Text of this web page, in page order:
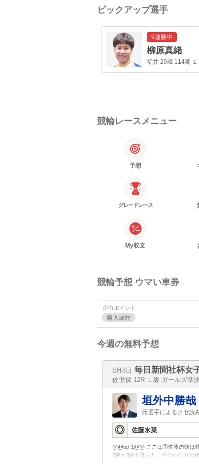
ピックアップ選手
9連勝中
柳原真緒
福井 29歳 114期 Ｌ
競輪レースメニュー
予想
グレードレース
My収支
競輪予想 ウマい車券
所有ポイント
購入履歴
今週の無料予想
8月8日 毎日新聞社杯女
佐世保 12R Ｌ級 ガールズ準
垣外中勝哉
元選手によるクセ読
◎ 佐藤水菜
@@bp-1@@ ここは①佐藤の頭は
2枚も3枚も違った。今日の自力の